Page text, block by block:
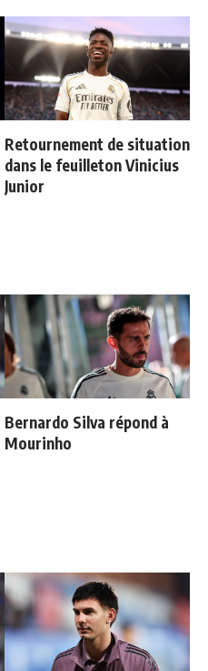
Retournement de situation
dans le feuilleton Vinicius
Junior
Bernardo Silva répond à
Mourinho